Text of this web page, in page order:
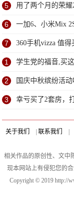
研
5 用了两个月的荣
6 一加6、小米Mix
了？
7 360手机vizza 值
1 学生党的福音,买
2 国庆中秋缤纷活
就等你
3 幸亏买了2套房，
关于我们 | 联系我们 |
相关作品的原创性、文中
现本网站上有侵犯您的
Copyright © 2019 http://